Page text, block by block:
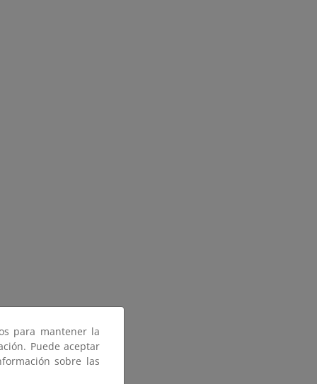
para mantener la
Puede aceptar
sobre las